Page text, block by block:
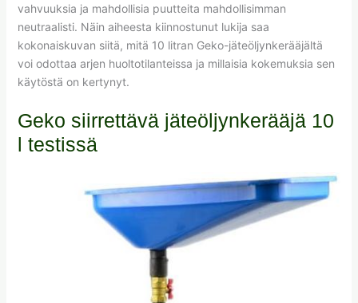
vahvuuksia ja mahdollisia puutteita mahdollisimman
neutraalisti. Näin aiheesta kiinnostunut lukija saa
kokonaiskuvan siitä, mitä 10 litran Geko-jäteöljynkerääjältä
voi odottaa arjen huoltotilanteissa ja millaisia kokemuksia sen
käytöstä on kertynyt.
Geko siirrettävä jäteöljynkerääjä 10
l testissä